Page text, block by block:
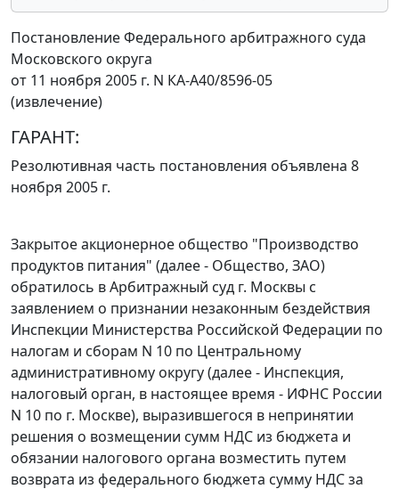
Постановление Федерального арбитражного суда
Московского округа
от 11 ноября 2005 г. N КА-А40/8596-05
(извлечение)
ГАРАНТ:
Резолютивная часть постановления объявлена 8
ноября 2005 г.
Закрытое акционерное общество "Производство
продуктов питания" (далее - Общество, ЗАО)
обратилось в Арбитражный суд г. Москвы с
заявлением о признании незаконным бездействия
Инспекции Министерства Российской Федерации по
налогам и сборам N 10 по Центральному
административному округу (далее - Инспекция,
налоговый орган, в настоящее время - ИФНС России
N 10 по г. Москве), выразившегося в непринятии
решения о возмещении сумм НДС из бюджета и
обязании налогового органа возместить путем
возврата из федерального бюджета сумму НДС за